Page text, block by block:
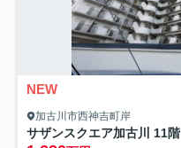
NEW
加古川市西神吉町岸
サザンスクエア加古川 11階